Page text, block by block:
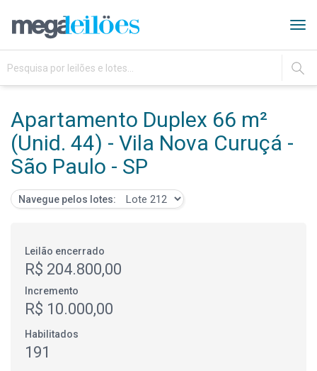
IR
Apartamento Duplex 66 m²
(Unid. 44) - Vila Nova Curuçá -
São Paulo - SP
Navegue pelos lotes:
Leilão encerrado
R$ 204.800,00
Incremento
R$ 10.000,00
Habilitados
191